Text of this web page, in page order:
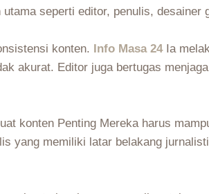
seperti editor, penulis,
konten. Info Masa 24Ia
akurat. Editor juga bertugas
konten Penting Mereka harus
yang memiliki latar belakang